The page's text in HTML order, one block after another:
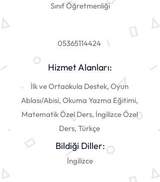
Sınıf Öğretmenliği
05365114424
Hizmet Alanları:
İlk ve Ortaokula Destek, Oyun
Ablası/Abisi, Okuma Yazma Eğitimi,
Matematik Özel Ders, İngilizce Özel
Ders, Türkçe
Bildiği Diller:
İngilizce